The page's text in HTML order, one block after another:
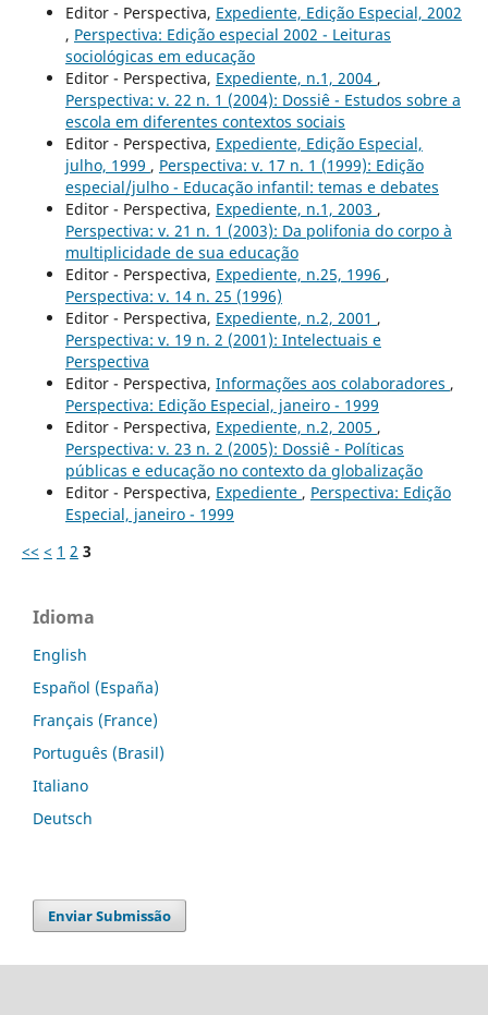
Editor - Perspectiva, Expediente, Edição Especial, 2002
, Perspectiva: Edição especial 2002 - Leituras
sociológicas em educação
Editor - Perspectiva, Expediente, n.1, 2004 ,
Perspectiva: v. 22 n. 1 (2004): Dossiê - Estudos sobre a
escola em diferentes contextos sociais
Editor - Perspectiva, Expediente, Edição Especial,
julho, 1999 , Perspectiva: v. 17 n. 1 (1999): Edição
especial/julho - Educação infantil: temas e debates
Editor - Perspectiva, Expediente, n.1, 2003 ,
Perspectiva: v. 21 n. 1 (2003): Da polifonia do corpo à
multiplicidade de sua educação
Editor - Perspectiva, Expediente, n.25, 1996 ,
Perspectiva: v. 14 n. 25 (1996)
Editor - Perspectiva, Expediente, n.2, 2001 ,
Perspectiva: v. 19 n. 2 (2001): Intelectuais e
Perspectiva
Editor - Perspectiva, Informações aos colaboradores ,
Perspectiva: Edição Especial, janeiro - 1999
Editor - Perspectiva, Expediente, n.2, 2005 ,
Perspectiva: v. 23 n. 2 (2005): Dossiê - Políticas
públicas e educação no contexto da globalização
Editor - Perspectiva, Expediente , Perspectiva: Edição
Especial, janeiro - 1999
<< < 1 2 3
Idioma
English
Español (España)
Français (France)
Português (Brasil)
Italiano
Deutsch
Enviar Submissão